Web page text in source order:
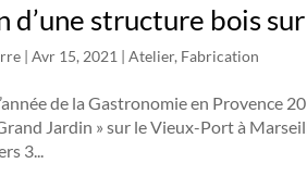
d’une structure bois
|Avr 15, 2021 |Atelier, Fabrication
de la Gastronomie en Provence
Jardin » sur le Vieux-Port à
3...